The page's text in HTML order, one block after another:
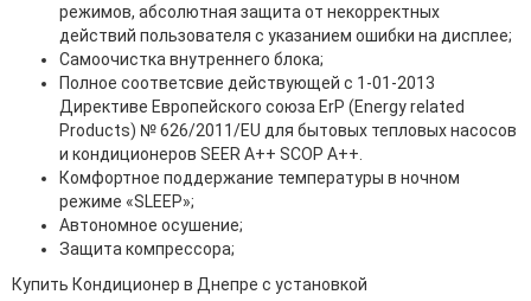
режимов, абсолютная защита от некорректных
действий пользователя с указанием ошибки на дисплее;
Самоочистка внутреннего блока;
Полное соответсвие действующей c 1-01-2013
Директиве Европейского союза ErP (Energy related
Products) № 626/2011/EU для бытовых тепловых насосов
и кондиционеров SEER A++ SCOP A++.
Комфортное поддержание температуры в ночном
режиме «SLEEP»;
Автономное осушение;
Защита компрессора;
Купить Кондиционер в Днепре с установкой